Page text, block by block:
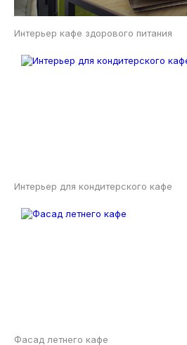
Интерьер кафе здорового питания
Интерьер для кондитерского кафе
Фасад летнего кафе